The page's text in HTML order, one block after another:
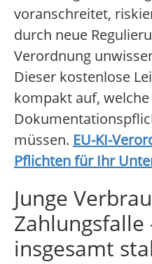
voranschreitet,
durch neue
Verordnung
Dieser kostenlose
kompakt auf, welche
müssen. EU-KI-
Pflichten für Ihr
Junge
insgesamt